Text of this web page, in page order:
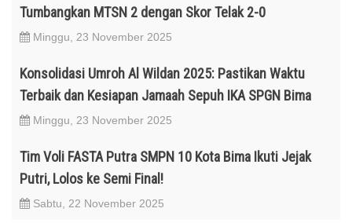
Tumbangkan MTSN 2 dengan Skor Telak 2-0
Minggu, 23 November 2025
Konsolidasi Umroh Al Wildan 2025: Pastikan Waktu
Terbaik dan Kesiapan Jamaah Sepuh IKA SPGN Bima
Minggu, 23 November 2025
Tim Voli FASTA Putra SMPN 10 Kota Bima Ikuti Jejak
Putri, Lolos ke Semi Final!
Sabtu, 22 November 2025